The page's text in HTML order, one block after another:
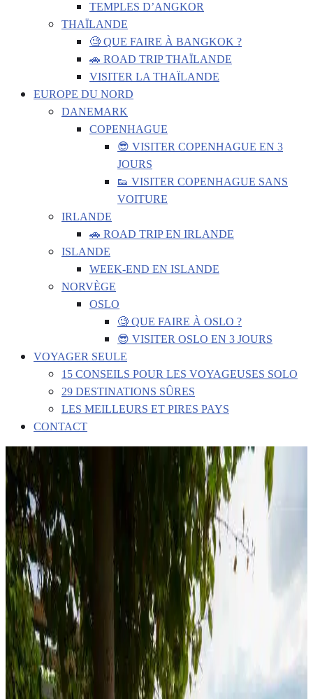
TEMPLES D’ANGKOR
THAÏLANDE
🧐 QUE FAIRE À BANGKOK ?
🚗 ROAD TRIP THAÏLANDE
VISITER LA THAÏLANDE
EUROPE DU NORD
DANEMARK
COPENHAGUE
😎 VISITER COPENHAGUE EN 3
JOURS
👟 VISITER COPENHAGUE SANS
VOITURE
IRLANDE
🚗 ROAD TRIP EN IRLANDE
ISLANDE
WEEK-END EN ISLANDE
NORVÈGE
OSLO
🧐 QUE FAIRE À OSLO ?
😎 VISITER OSLO EN 3 JOURS
VOYAGER SEULE
15 CONSEILS POUR LES VOYAGEUSES SOLO
29 DESTINATIONS SÛRES
LES MEILLEURS ET PIRES PAYS
CONTACT